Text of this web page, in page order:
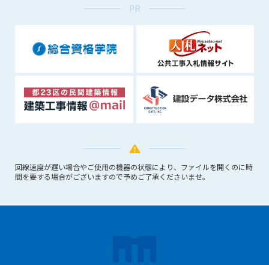
PR
回線速度が遅い場合やご使用の機器の状態により、ファイルを開くのに時
間を要する場合がございますので予めご了承くださいませ。
できるものとします。これに起因する会員または他の第三者が
第9条（会員の個人情報）
会員の氏名、住所、性別、年齢、メールアドレスその他本サー
ビスの提供に関連して管理者が知り得た会員の個人情報（以下
個人情報といいます）について、管理者は、以下の各号に該当
する場合を除き、第三者に開示または提供しないものとしま
(2) 個々の会員を特定できない統計的な処理をした形式で第三
(3) 第三者および管理者の権利、財産、安全等を保護するため